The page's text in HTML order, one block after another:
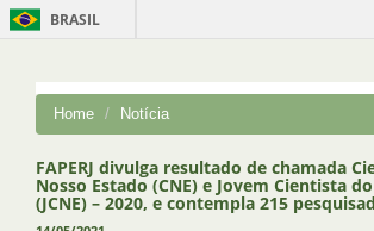
BRASIL
Acesso à
Home Notícia
FAPERJ divulga resultado de chamada
Nosso Estado (CNE) e Jovem Cientista
(JCNE) – 2020, e contempla 215